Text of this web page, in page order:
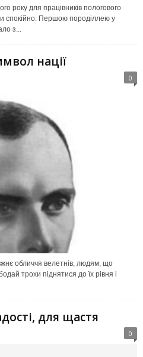
року для працівників пологового
спокійно. Першою породіллею у
з...
нації
0
обличчя велетнів, людям, що
трохи піднятися до їх рівня і
для щастя
0